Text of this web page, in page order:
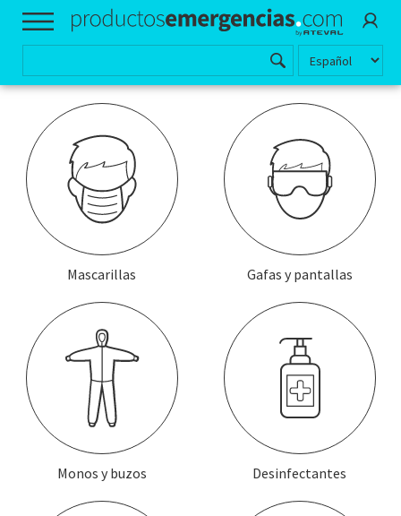
Mascarillas
Monos y buzos
Gafas y pantallas
Desinfectantes